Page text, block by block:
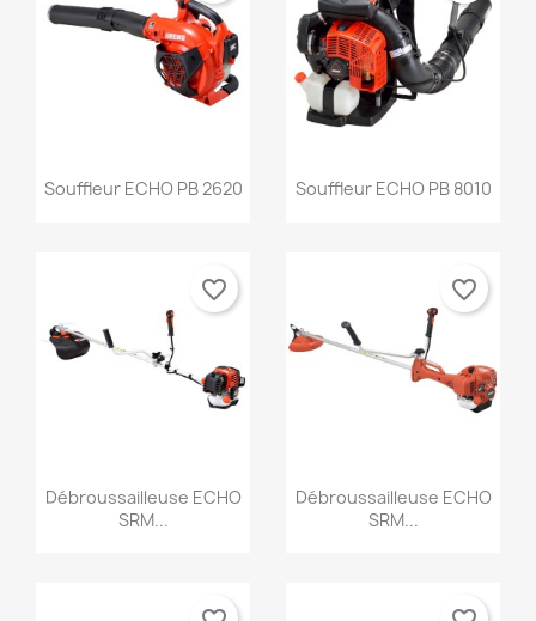
Aperçu rapide
Souffleur ECHO PB 2620 Aperçu rapide
Souffleur ECHO PB 8010
Aperçu rapide
Débroussailleuse ECHO
SRM...
favorite_border
Aperçu rapide
Débroussailleuse ECHO
SRM...
favorite_border